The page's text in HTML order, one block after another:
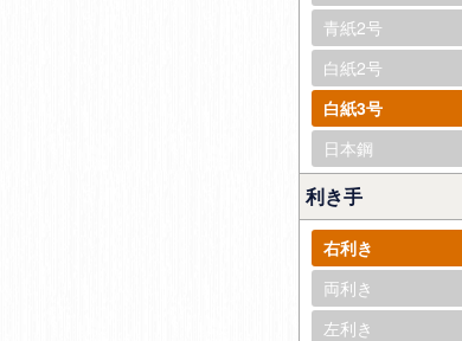
青紙2号
白紙2号
白紙3号
日本鋼
利き手
右利き
両利き
左利き